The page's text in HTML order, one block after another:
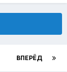
ВПЕРЁД